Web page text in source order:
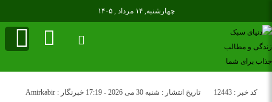
چهارشنبه, ۱۴ مرداد , ۱۴۰۵
تاریخ انتشار : شنبه 30 می 2026 - 17:19 خبرنگار : Amirkabir
کد خبر : 12443